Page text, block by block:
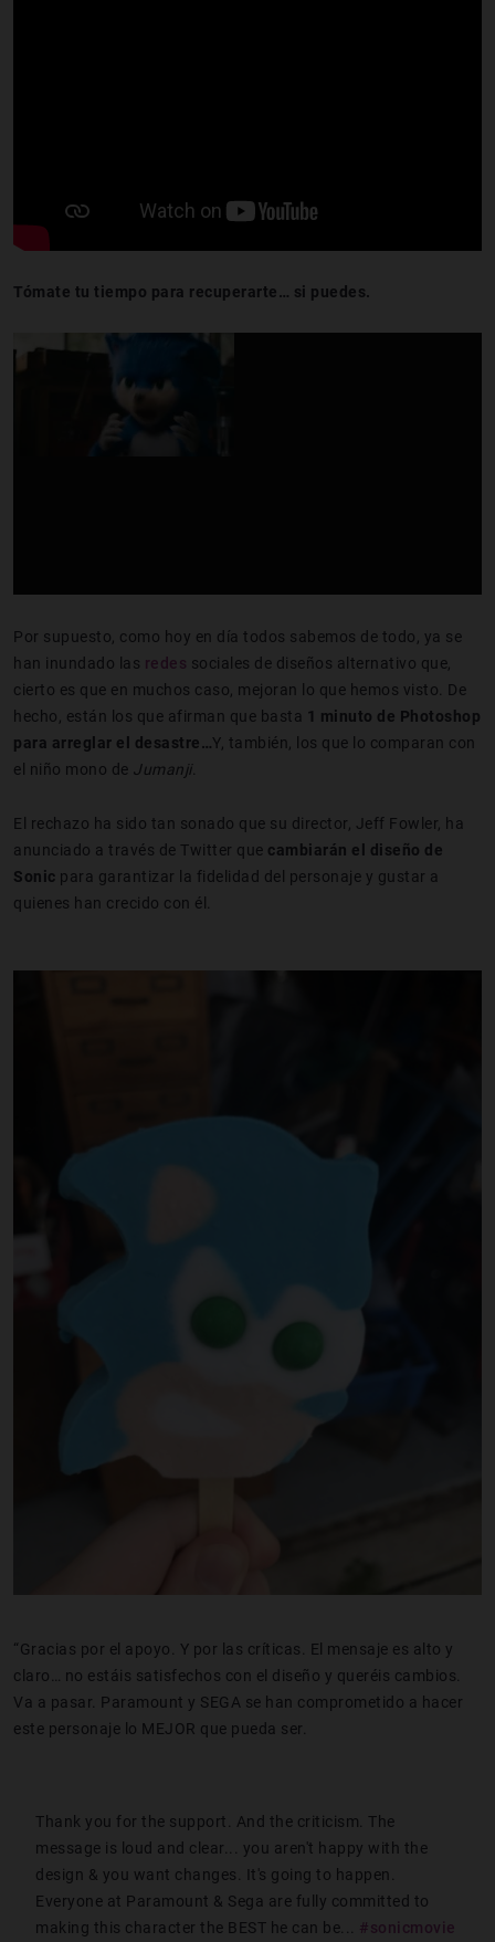
Tómate tu tiempo para recuperarte… si puedes.
Por supuesto, como hoy en día todos sabemos de todo, ya se
han inundado las redes sociales de diseños alternativo que,
cierto es que en muchos caso, mejoran lo que hemos visto. De
hecho, están los que afirman que basta 1 minuto de Photoshop
para arreglar el desastre…Y, también, los que lo comparan con
el niño mono de Jumanji.
El rechazo ha sido tan sonado que su director, Jeff Fowler, ha
anunciado a través de Twitter que cambiarán el diseño de
Sonic para garantizar la fidelidad del personaje y gustar a
quienes han crecido con él.
“Gracias por el apoyo. Y por las críticas. El mensaje es alto y
claro… no estáis satisfechos con el diseño y queréis cambios.
Va a pasar. Paramount y SEGA se han comprometido a hacer
este personaje lo MEJOR que pueda ser.
Thank you for the support. And the criticism. The
message is loud and clear... you aren't happy with the
design & you want changes. It's going to happen.
Everyone at Paramount & Sega are fully committed to
making this character the BEST he can be... #sonicmovie